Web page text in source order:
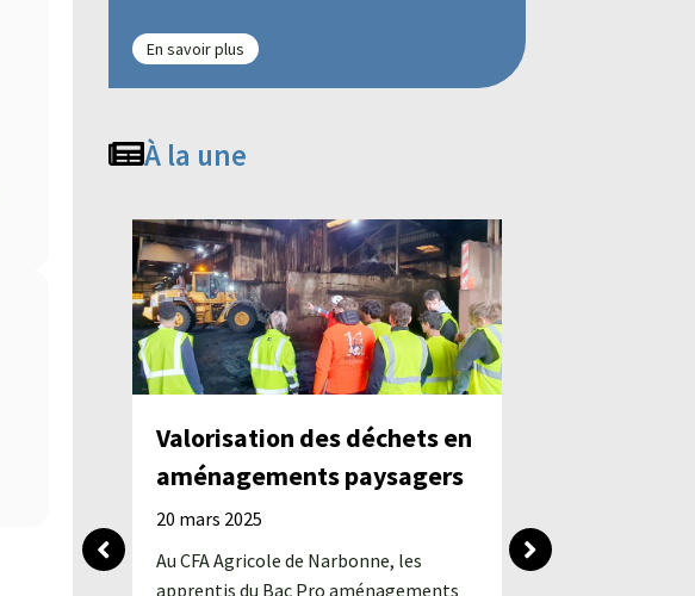
En savoir plus
À la une
Valorisation des déchets en
aménagements paysagers
20 mars 2025
Au CFA Agricole de Narbonne, les
apprentis du Bac Pro aménagements